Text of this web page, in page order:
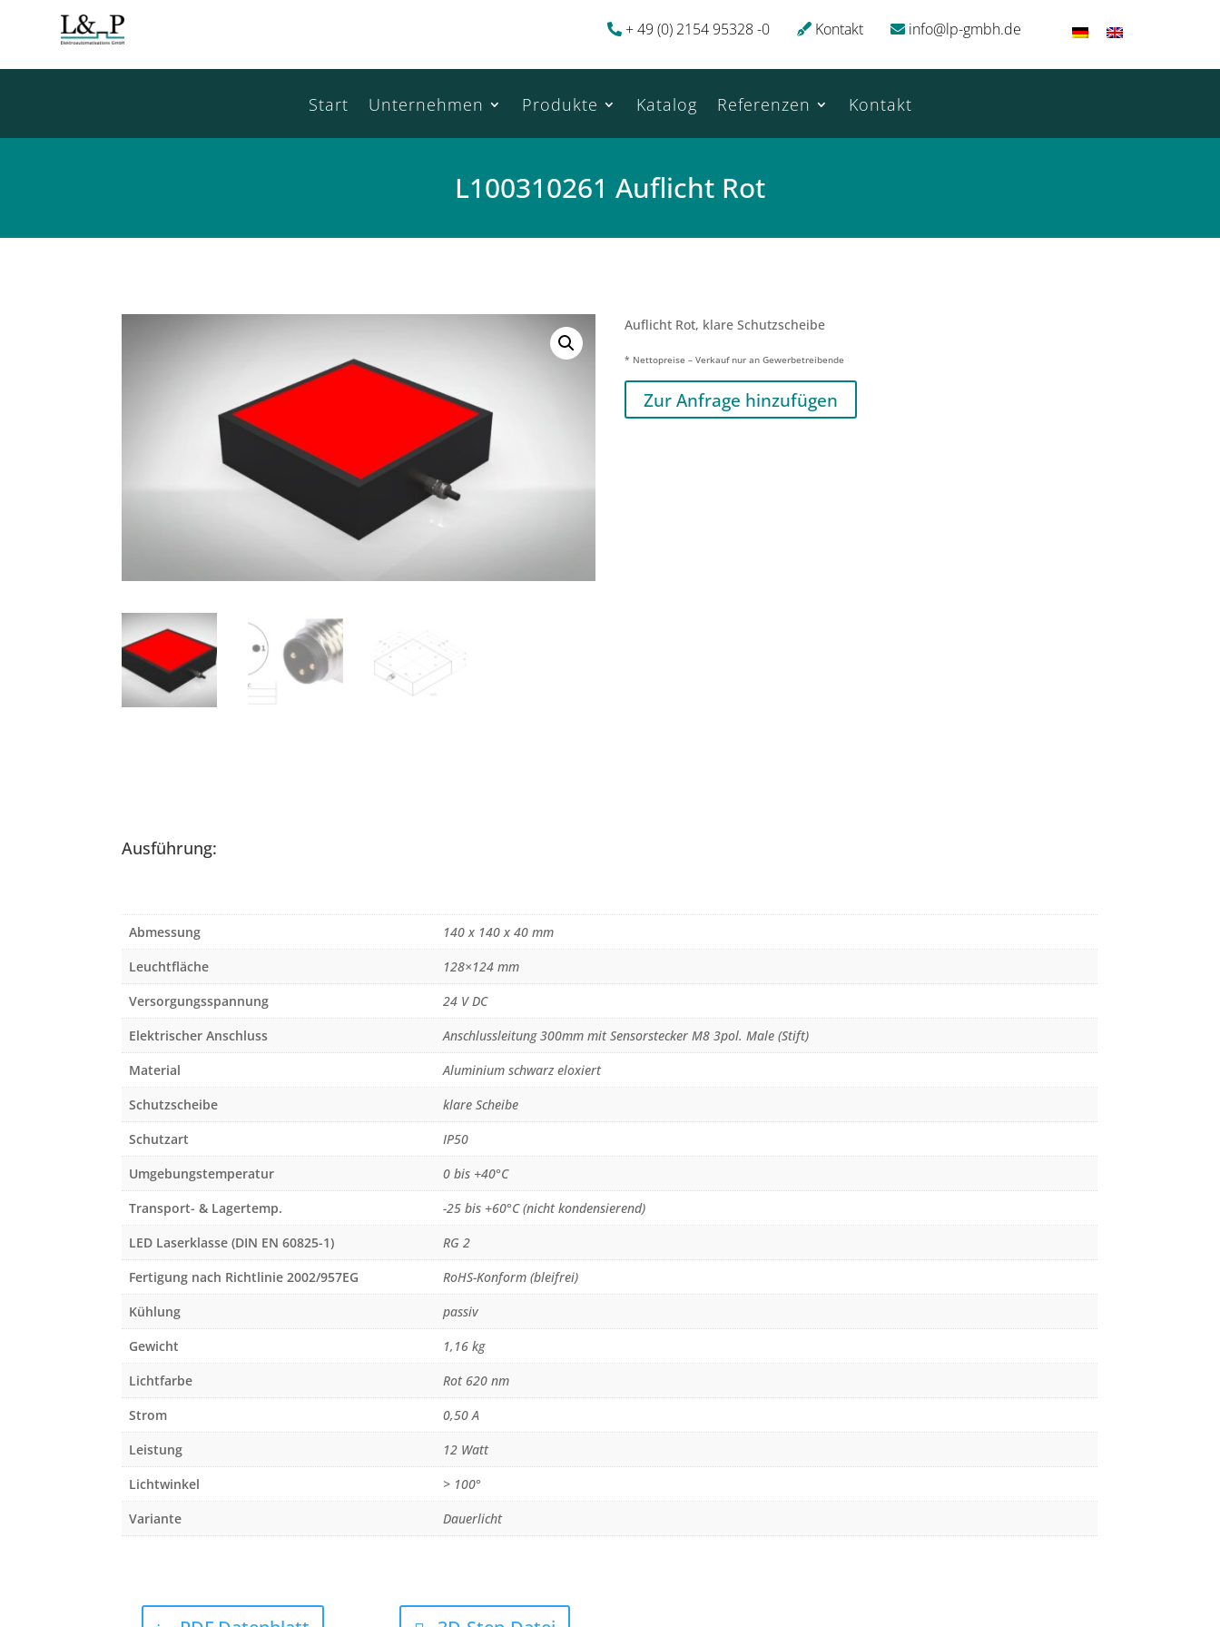
+ 49 (0) 2154 95328 -0 Kontakt info@lp-gmbh.de
Start Unternehmen Produkte Katalog Referenzen Kontakt
L100310261 Auflicht Rot
Auflicht Rot, klare Schutzscheibe
* Nettopreise – Verkauf nur an Gewerbetreibende
Zur Anfrage hinzufügen
Ausführung:
Abmessung
140 x 140 x 40 mm
Leuchtfläche
128×124 mm
Versorgungsspannung
24 V DC
Elektrischer Anschluss
Anschlussleitung 300mm mit Sensorstecker M8 3pol. Male (Stift)
Material
Aluminium schwarz eloxiert
Schutzscheibe
klare Scheibe
Schutzart
IP50
Umgebungstemperatur
0 bis +40°C
Transport- & Lagertemp.
-25 bis +60°C (nicht kondensierend)
LED Laserklasse (DIN EN 60825-1)
RG 2
Fertigung nach Richtlinie 2002/957EG
RoHS-Konform (bleifrei)
Kühlung
passiv
Gewicht
1,16 kg
Lichtfarbe
Rot 620 nm
Strom
0,50 A
Leistung
12 Watt
Lichtwinkel
> 100°
Variante
Dauerlicht